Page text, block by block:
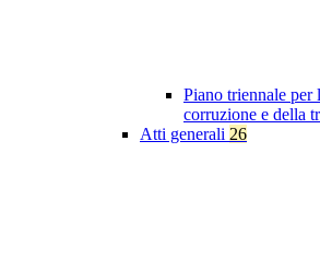
Piano triennale per
corruzione e della
Atti generali 26